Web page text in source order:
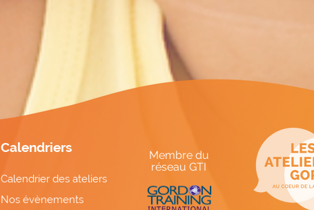
Membre du
réseau GTI
Calendriers
Calendrier des ateliers
Nos évènements